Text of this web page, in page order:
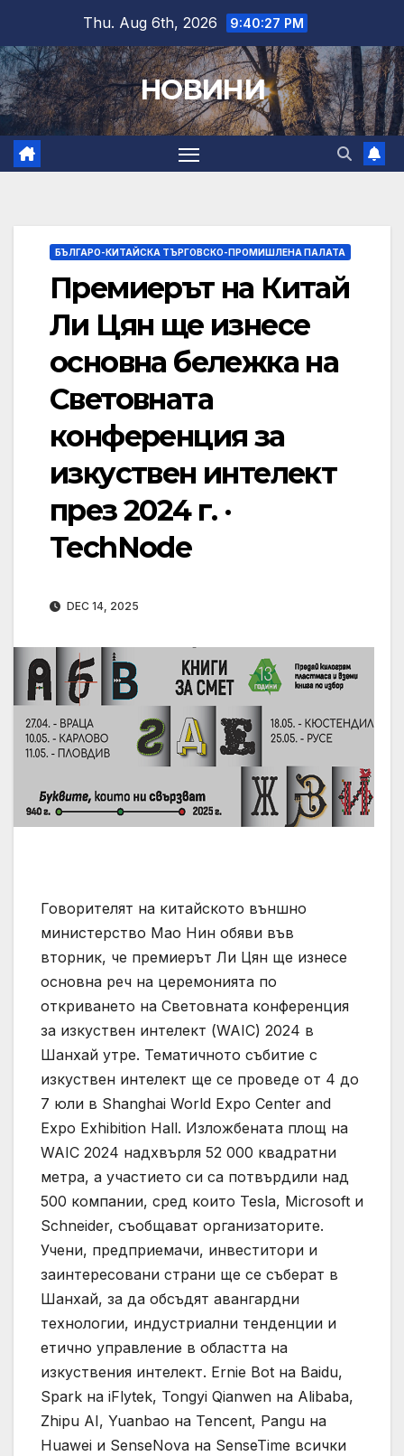
content
Thu. Aug 6th, 2026 9:40:28 PM
НОВИНИ
БЪЛГАРО-КИТАЙСКА ТЪРГОВСКО-ПРОМИШЛЕНА ПАЛАТА
Премиерът на Китай
Ли Цян ще изнесе
основна бележка на
Световната
конференция за
изкуствен интелект
през 2024 г. ·
TechNode
DEC 14, 2025
Говорителят на китайското външно
министерство Мао Нин обяви във
вторник, че премиерът Ли Цян ще изнесе
основна реч на церемонията по
откриването на Световната конференция
за изкуствен интелект (WAIC) 2024 в
Шанхай утре. Тематичното събитие с
изкуствен интелект ще се проведе от 4 до
7 юли в Shanghai World Expo Center and
Expo Exhibition Hall. Изложбената площ на
WAIC 2024 надхвърля 52 000 квадратни
метра, а участието си са потвърдили над
500 компании, сред които Tesla, Microsoft и
Schneider, съобщават организаторите.
Учени, предприемачи, инвеститори и
заинтересовани страни ще се съберат в
Шанхай, за да обсъдят авангардни
технологии, индустриални тенденции и
етично управление в областта на
изкуствения интелект. Ernie Bot на Baidu,
Spark на iFlytek, Tongyi Qianwen на Alibaba,
Zhipu AI, Yuanbao на Tencent, Pangu на
Huawei и SenseNova на SenseTime всички